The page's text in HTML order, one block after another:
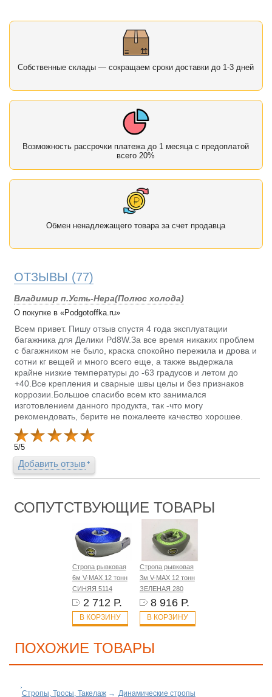
Собственные склады — сокращаем сроки доставки до 1-3 дней
Возможность рассрочки платежа до 1 месяца с предоплатой
всего 20%
Обмен ненадлежащего товара за счет продавца
ОТЗЫВЫ (77)
Владимир п.Усть-Нера(Полюс холода)
О покупке в «Podgotoffka.ru»
Всем привет. Пишу отзыв спустя 4 года эксплуатации
багажника для Делики Pd8W.За все время никаких проблем
с багажником не было, краска спокойно пережила и дрова и
сотни кг вещей и много всего еще, а также выдержала
крайне низкие температуры до -63 градусов и летом до
+40.Все крепления и сварные швы целы и без признаков
коррозии.Большое спасибо всем кто занимался
изготовлением данного продукта, так -что могу
рекомендовать, берите не пожалеете качество хорошее.
5/5
Добавить отзыв
СОПУТСТВУЮЩИЕ ТОВАРЫ
Стропа рывковая
6м V-MAX 12 тонн
СИНЯЯ 5114
2 712 Р.
В КОРЗИНУ
Стропа рывковая
3м V-MAX 12 тонн
ЗЕЛЕНАЯ 280
8 916 Р.
В КОРЗИНУ
ПОХОЖИЕ ТОВАРЫ
Стропы, Тросы, Такелаж→ Динамические стропы